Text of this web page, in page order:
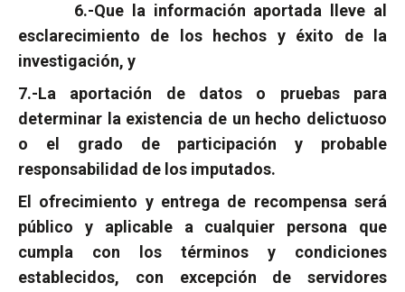
6.-Que la información aportada lleve al
esclarecimiento de los hechos y éxito de la
investigación, y
7.-La aportación de datos o pruebas para
determinar la existencia de un hecho delictuoso
o el grado de participación y probable
responsabilidad de los imputados.
El ofrecimiento y entrega de recompensa será
público y aplicable a cualquier persona que
cumpla con los términos y condiciones
establecidos, con excepción de servidores